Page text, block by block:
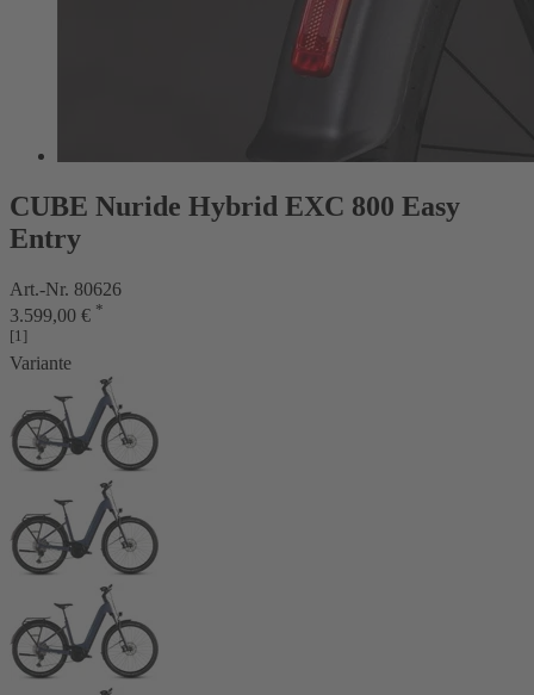
CUBE Nuride Hybrid EXC 800 Easy
Entry
Art.-Nr. 80626
3.599,00 € *
[1]
Variante